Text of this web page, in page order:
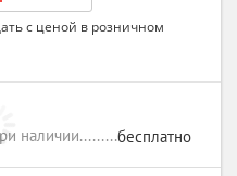
с ценой в розничном
наличии бесплатно